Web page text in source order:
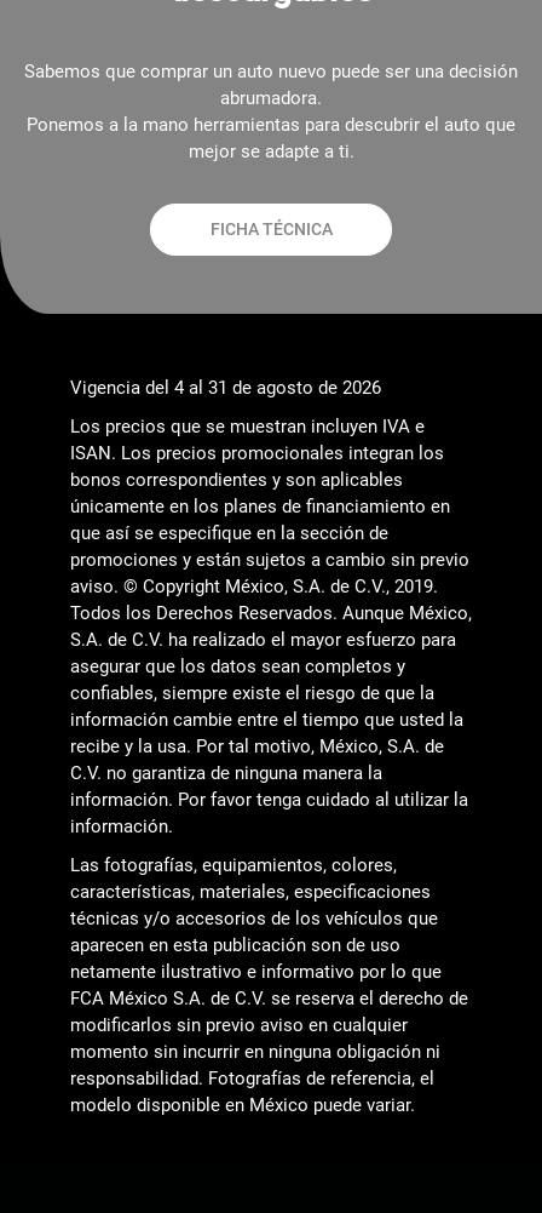
Sabemos que comprar un auto nuevo puede ser una decisión
abrumadora.
Ponemos a la mano herramientas para descubrir el auto que
mejor se adapte a ti.
FICHA TÉCNICA
Vigencia del 4 al 31 de agosto de 2026
Los precios que se muestran incluyen IVA e
ISAN. Los precios promocionales integran los
bonos correspondientes y son aplicables
únicamente en los planes de financiamiento en
que así se especifique en la sección de
promociones y están sujetos a cambio sin previo
aviso. © Copyright México, S.A. de C.V., 2019.
Todos los Derechos Reservados. Aunque México,
S.A. de C.V. ha realizado el mayor esfuerzo para
asegurar que los datos sean completos y
confiables, siempre existe el riesgo de que la
información cambie entre el tiempo que usted la
recibe y la usa. Por tal motivo, México, S.A. de
C.V. no garantiza de ninguna manera la
información. Por favor tenga cuidado al utilizar la
información.
Las fotografías, equipamientos, colores,
características, materiales, especificaciones
técnicas y/o accesorios de los vehículos que
aparecen en esta publicación son de uso
netamente ilustrativo e informativo por lo que
FCA México S.A. de C.V. se reserva el derecho de
modificarlos sin previo aviso en cualquier
momento sin incurrir en ninguna obligación ni
responsabilidad. Fotografías de referencia, el
modelo disponible en México puede variar.